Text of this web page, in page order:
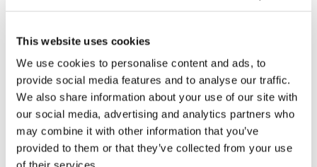
This website uses cookies
We use cookies to personalise content and ads, to
provide social media features and to analyse our traffic.
We also share information about your use of our site with
our social media, advertising and analytics partners who
may combine it with other information that you’ve
provided to them or that they’ve collected from your use
Obbligazioni solidali passive:
rapporti tra surrogazione legale e
regresso
La sentenza n. 16835 del 29 maggio 2026 della